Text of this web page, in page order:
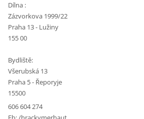
Dílna :
Zázvorkova 1999/22
Praha 13 - Lužiny
155 00
Bydliště:
Všerubská 13
Praha 5 - Řeporyje
15500
606 604 274